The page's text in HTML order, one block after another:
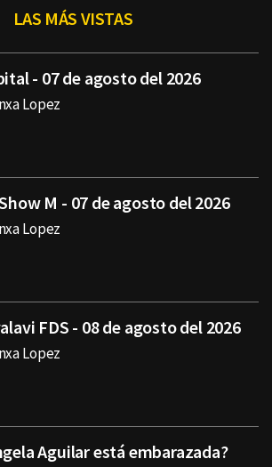
LAS MÁS VISTAS
- 07 de agosto del 2026
Lopez
M - 07 de agosto del 2026
Lopez
FDS - 08 de agosto del 2026
Lopez
Aguilar está embarazada?